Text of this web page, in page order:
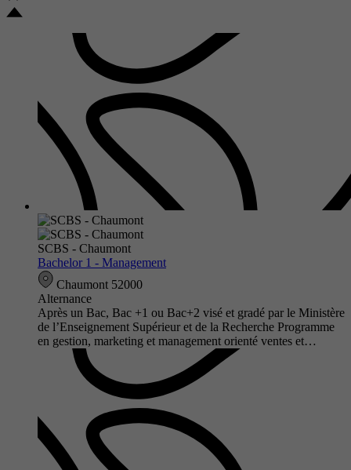
SCBS - Chaumont
Bachelor 1 - Management
Chaumont 52000
Alternance
Après un Bac, Bac +1 ou Bac+2 visé et gradé par le Ministère
de l’Enseignement Supérieur et de la Recherche Programme
en gestion, marketing et management orienté ventes et…